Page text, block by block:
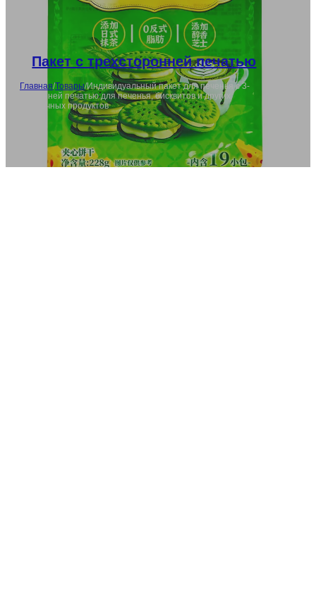
Пакет с трехсторонней печатью
Главная/Товары/Индивидуальный пакет для печенья с 3-
сторонней печатью для печенья, бисквитов и других
закусочных продуктов